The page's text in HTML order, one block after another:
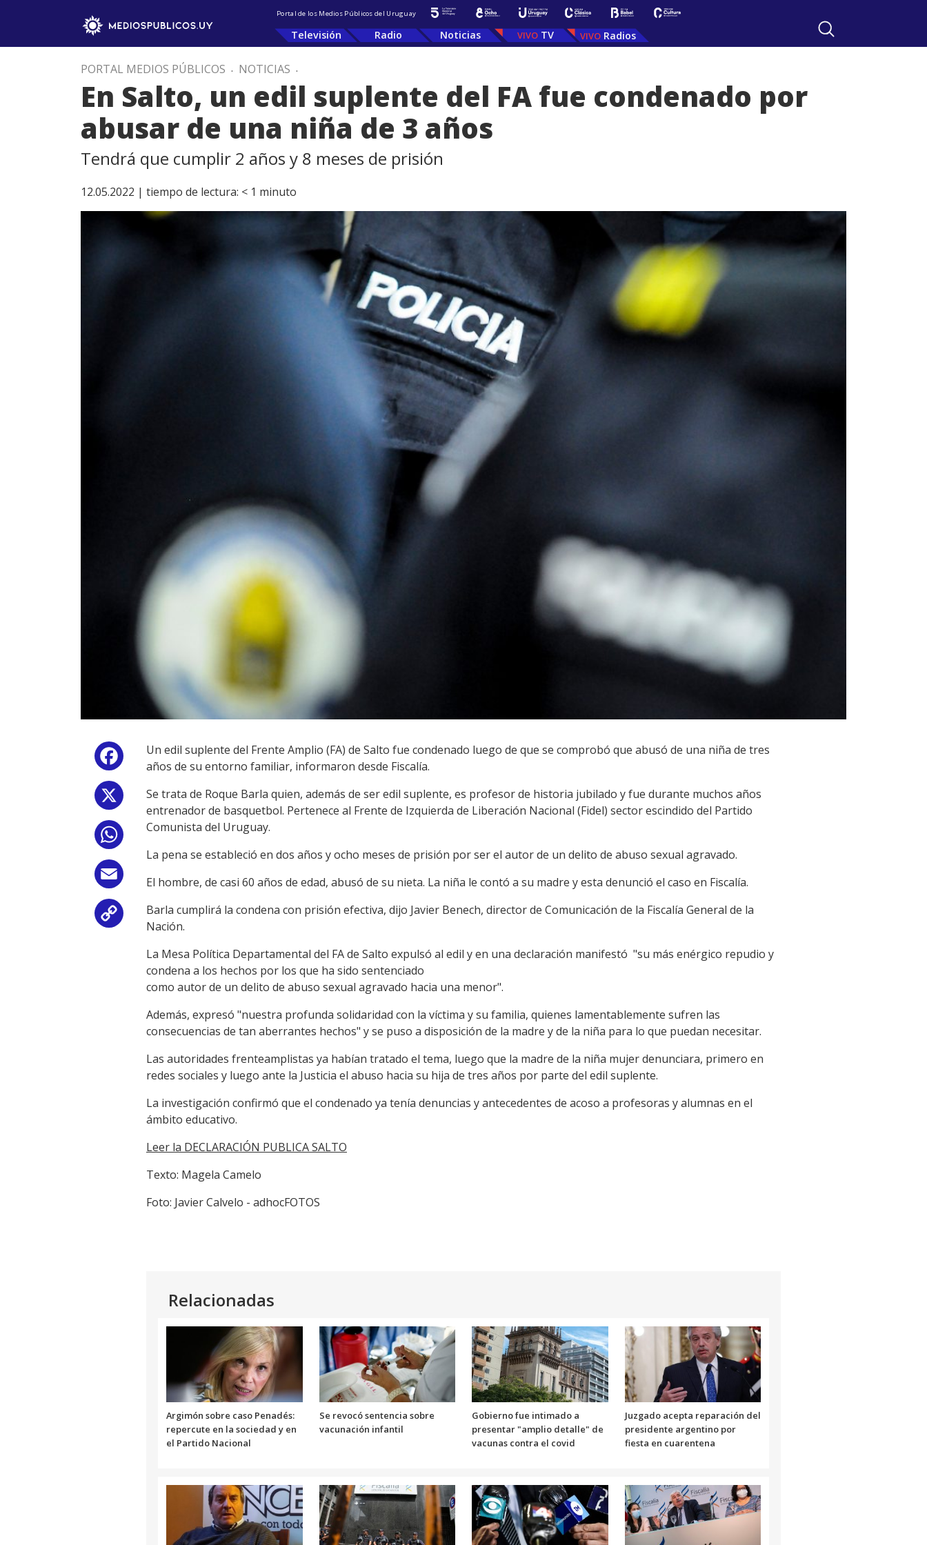
Portal de los Medios Públicos del Uruguay
Televisión Radio Noticias TV Radios
PORTAL MEDIOS PÚBLICOS . NOTICIAS .
En Salto, un edil suplente del FA fue condenado por
abusar de una niña de 3 años
Tendrá que cumplir 2 años y 8 meses de prisión
12.05.2022 | tiempo de lectura: < 1 minuto
Facebook
Email
Copy
Un edil suplente del Frente Amplio (FA) de Salto fue condenado luego de que se comprobó que abusó de una niña de tres
años de su entorno familiar, informaron desde Fiscalía.
Se trata de Roque Barla quien, además de ser edil suplente, es profesor de historia jubilado y fue durante muchos años
entrenador de basquetbol. Pertenece al Frente de Izquierda de Liberación Nacional (Fidel) sector escindido del Partido
Comunista del Uruguay.
La pena se estableció en dos años y ocho meses de prisión por ser el autor de un delito de abuso sexual agravado.
El hombre, de casi 60 años de edad, abusó de su nieta. La niña le contó a su madre y esta denunció el caso en Fiscalía.
Barla cumplirá la condena con prisión efectiva, dijo Javier Benech, director de Comunicación de la Fiscalía General de la
Nación.
La Mesa Política Departamental del FA de Salto expulsó al edil y en una declaración manifestó "su más enérgico repudio y
condena a los hechos por los que ha sido sentenciado
como autor de un delito de abuso sexual agravado hacia una menor".
Además, expresó "nuestra profunda solidaridad con la víctima y su familia, quienes lamentablemente sufren las
consecuencias de tan aberrantes hechos" y se puso a disposición de la madre y de la niña para lo que puedan necesitar.
Las autoridades frenteamplistas ya habían tratado el tema, luego que la madre de la niña mujer denunciara, primero en
redes sociales y luego ante la Justicia el abuso hacia su hija de tres años por parte del edil suplente.
La investigación confirmó que el condenado ya tenía denuncias y antecedentes de acoso a profesoras y alumnas en el
ámbito educativo.
Leer la DECLARACIÓN PUBLICA SALTO
Texto: Magela Camelo
Foto: Javier Calvelo - adhocFOTOS
Relacionadas
Argimón sobre caso Penadés:
repercute en la sociedad y en
el Partido Nacional
Se revocó sentencia sobre
vacunación infantil
Gobierno fue intimado a
presentar "amplio detalle" de
vacunas contra el covid
Juzgado acepta reparación del
presidente argentino por
fiesta en cuarentena